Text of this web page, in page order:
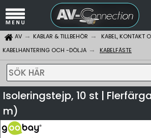
AV KABLAR & TILLBEHÖR
KABEL, KONTAKT
KABELHANTERING OCH -DÖLJA
KABELFÄSTE
SÖK HÄR
Isoleringstejp, 10 st |
m)